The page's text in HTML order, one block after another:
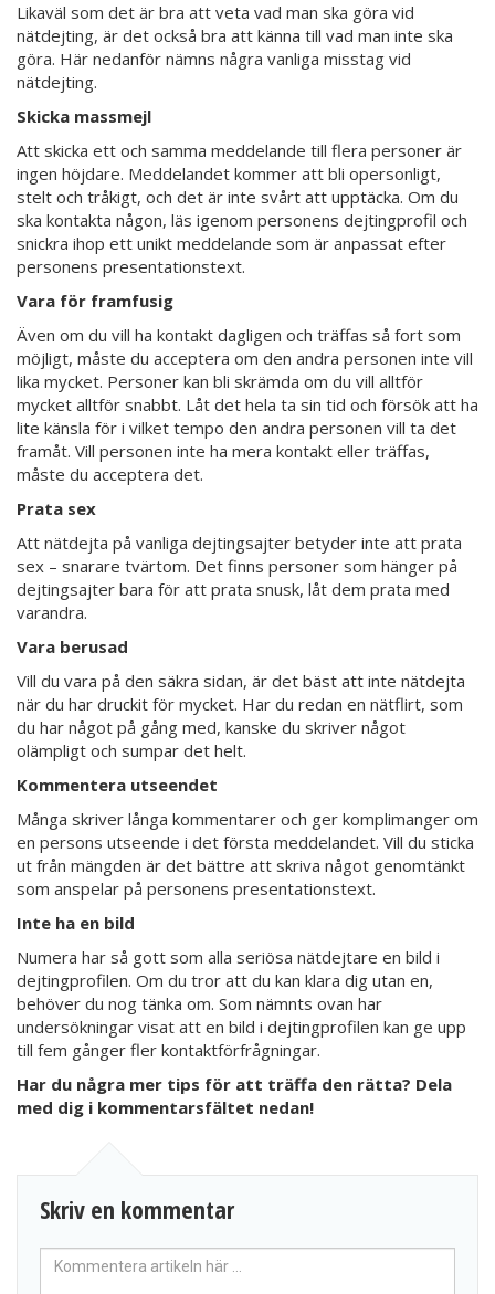
Likaväl som det är bra att veta vad man ska göra vid
nätdejting, är det också bra att känna till vad man inte ska
göra. Här nedanför nämns några vanliga misstag vid
nätdejting.
Skicka massmejl
Att skicka ett och samma meddelande till flera personer är
ingen höjdare. Meddelandet kommer att bli opersonligt,
stelt och tråkigt, och det är inte svårt att upptäcka. Om du
ska kontakta någon, läs igenom personens dejtingprofil och
snickra ihop ett unikt meddelande som är anpassat efter
personens presentationstext.
Vara för framfusig
Även om du vill ha kontakt dagligen och träffas så fort som
möjligt, måste du acceptera om den andra personen inte vill
lika mycket. Personer kan bli skrämda om du vill alltför
mycket alltför snabbt. Låt det hela ta sin tid och försök att ha
lite känsla för i vilket tempo den andra personen vill ta det
framåt. Vill personen inte ha mera kontakt eller träffas,
måste du acceptera det.
Prata sex
Att nätdejta på vanliga dejtingsajter betyder inte att prata
sex – snarare tvärtom. Det finns personer som hänger på
dejtingsajter bara för att prata snusk, låt dem prata med
varandra.
Vara berusad
Vill du vara på den säkra sidan, är det bäst att inte nätdejta
när du har druckit för mycket. Har du redan en nätflirt, som
du har något på gång med, kanske du skriver något
olämpligt och sumpar det helt.
Kommentera utseendet
Många skriver långa kommentarer och ger komplimanger om
en persons utseende i det första meddelandet. Vill du sticka
ut från mängden är det bättre att skriva något genomtänkt
som anspelar på personens presentationstext.
Inte ha en bild
Numera har så gott som alla seriösa nätdejtare en bild i
dejtingprofilen. Om du tror att du kan klara dig utan en,
behöver du nog tänka om. Som nämnts ovan har
undersökningar visat att en bild i dejtingprofilen kan ge upp
till fem gånger fler kontaktförfrågningar.
Har du några mer tips för att träffa den rätta? Dela
med dig i kommentarsfältet nedan!
Skriv en kommentar
kommentar